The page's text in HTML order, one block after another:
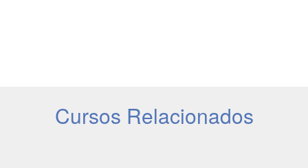
Cursos Relacionados